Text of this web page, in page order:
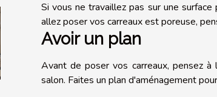
Si vous ne travaillez pas sur une
allez poser vos carreaux est poreuse,
Avoir un plan
Avant de poser vos carreaux, pensez
salon. Faites un plan d'aménagement